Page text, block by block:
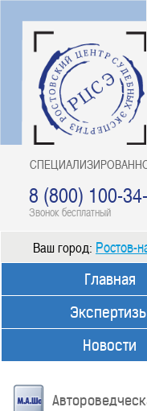
8 (800) 100-
Звонок бесплатный
Ваш город: Ростов-
Главная
Новости